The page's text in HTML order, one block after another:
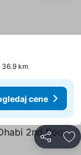
36.9 km
cene
Deli